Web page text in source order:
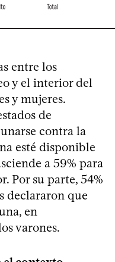
entre los
y el interior del
y mujeres.
de
contra la
esté disponible
a 59% para
Por su parte, 54%
declararon que
en
varones.